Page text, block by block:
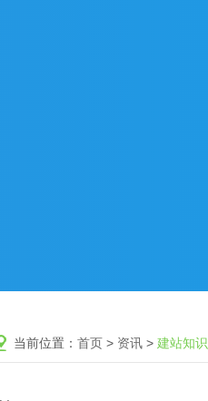
当前位置：首页 > 资讯 >建站知识